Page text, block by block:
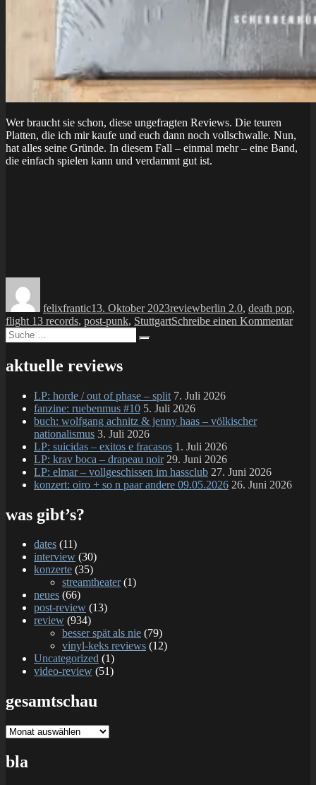
Wer braucht sie schon, diese ungefragten Reviews. Die teuren
Platten, die ich mir kaufe und euch dann noch vollschwalle. Nun,
hat alles seine Gründe. In diesem Fall – einmal mehr – eine Band,
die einfach spielen kann und verdammt gut ist.
felixfrantic13. Oktober 2023reviewberlin 2.0, death pop,
flight 13 records, post-punk, StuttgartSchreibe einen Kommentarzu
Suche
nach:
aktuelle reviews
LP: horde / out of phase – split 7. Juli 2026
fanzine: ruebenmus #10 5. Juli 2026
buch: wolfgang achnitz & jenny haas – völkischer
nationalismus 3. Juli 2026
LP: suicidas – exitos e fracasos 1. Juli 2026
LP: krav boca – drapeau noir 29. Juni 2026
LP: elmar – vollgeschissen im hassclub 27. Juni 2026
konzert: oiro + so n paar andere 09.05.2026 26. Juni 2026
was gibt’s?
dates (11)
interview (30)
konzerte (35)
streamtheater(1)
neues (66)
post-review (13)
review (934)
besser spät als nie (79)
vinyl-keks reviews (12)
Uncategorized (1)
video-review (51)
gesamtschau
gesamtschau
bla